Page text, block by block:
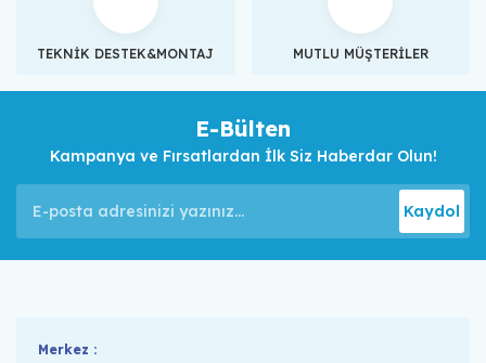
TEKNİK DESTEK&MONTAJ MUTLU MÜŞTERİLER
E-Bülten
Kampanya ve Fırsatlardan İlk Siz Haberdar Olun!
Kaydol
Merkez :